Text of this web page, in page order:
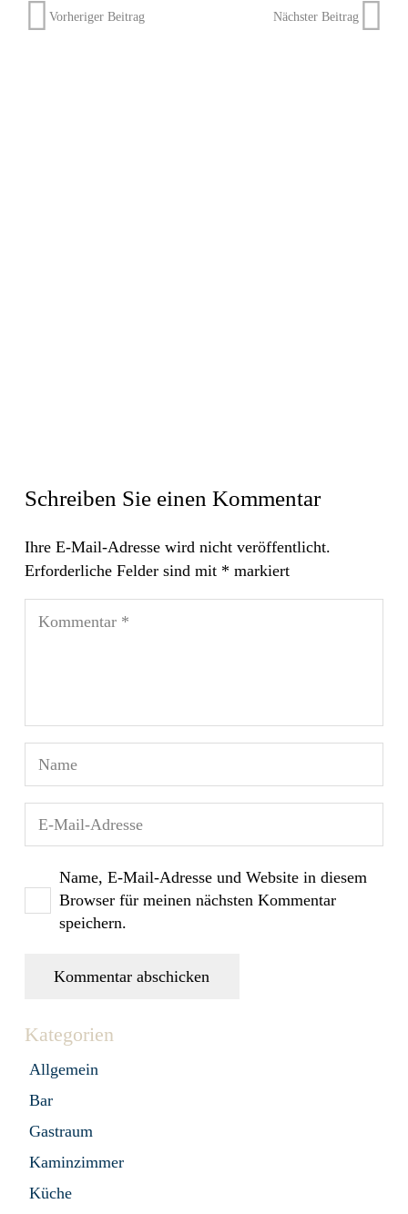
Vorheriger Beitrag Nächster Beitrag
Schreiben Sie einen Kommentar
Ihre E-Mail-Adresse wird nicht veröffentlicht.
Erforderliche Felder sind mit * markiert
Name, E-Mail-Adresse und Website in diesem
Browser für meinen nächsten Kommentar
speichern.
Kommentar abschicken
Kategorien
Allgemein
Bar
Gastraum
Kaminzimmer
Küche